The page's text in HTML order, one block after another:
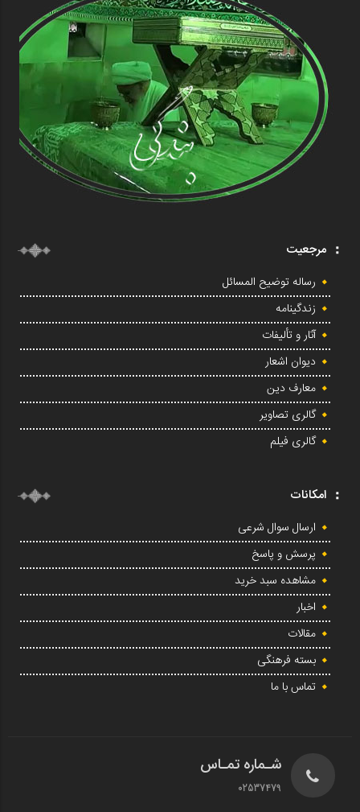
مرجعیت
رساله توضیح المسائل
زندگینامه
آثار و تألیفات
دیوان اشعار
معارف دین
گالری تصاویر
گالری فیلم
امکانات
ارسال سوال شرعی
پرسش و پاسخ
مشاهده سبد خرید
اخبار
مقالات
بسته فرهنگی
تماس با ما
شـماره تمـاس
02537479